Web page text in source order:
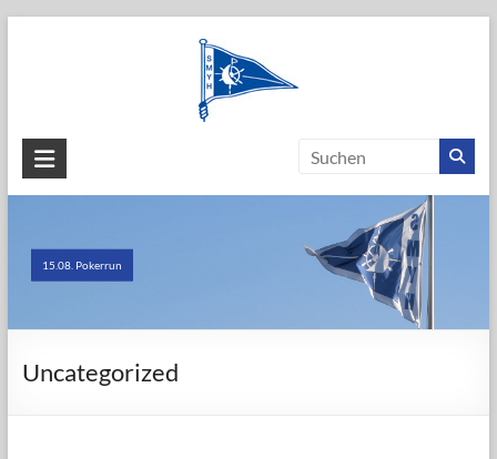
SEGEL-
UND
MOTORYACHT-
CLUB
HÖRI
e.V.
15.08. Pokerrun
Uncategorized